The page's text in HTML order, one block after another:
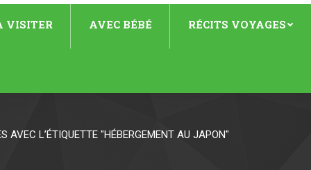
VISITER AVEC BÉBÉ RÉCITS VOYAGES
AVEC L’ÉTIQUETTE "HÉBERGEMENT AU JAPON"